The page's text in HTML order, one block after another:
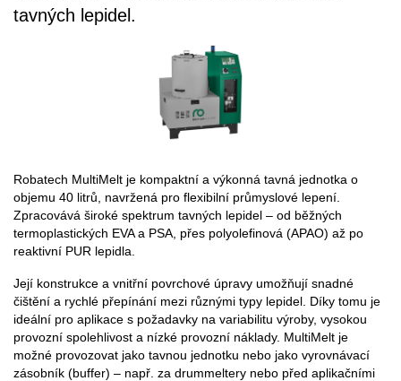
tavných lepidel.
Robatech MultiMelt je kompaktní a výkonná tavná jednotka o
objemu 40 litrů, navržená pro flexibilní průmyslové lepení.
Zpracovává široké spektrum tavných lepidel – od běžných
termoplastických EVA a PSA, přes polyolefinová (APAO) až po
reaktivní PUR lepidla.
Její konstrukce a vnitřní povrchové úpravy umožňují snadné
čištění a rychlé přepínání mezi různými typy lepidel. Díky tomu je
ideální pro aplikace s požadavky na variabilitu výroby, vysokou
provozní spolehlivost a nízké provozní náklady. MultiMelt je
možné provozovat jako tavnou jednotku nebo jako vyrovnávací
zásobník (buffer) – např. za drummeltery nebo před aplikačními